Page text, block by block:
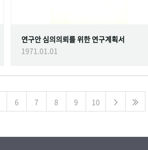
연구안 심의의뢰를 위한 연구계획서
1971.01.01
6 7 8 9 10